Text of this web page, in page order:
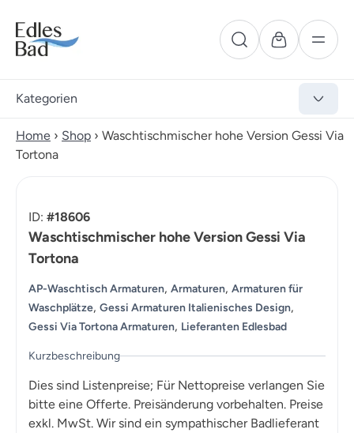
Kategorien
Home › Shop › Waschtischmischer hohe Version Gessi Via
Tortona
ID: #18606
Waschtischmischer hohe Version Gessi Via
Tortona
AP-Waschtisch Armaturen, Armaturen, Armaturen für
Waschplätze, Gessi Armaturen Italienisches Design,
Gessi Via Tortona Armaturen, Lieferanten Edlesbad
Kurzbeschreibung
Dies sind Listenpreise; Für Nettopreise verlangen Sie
bitte eine Offerte. Preisänderung vorbehalten. Preise
exkl. MwSt. Wir sind ein sympathischer Badlieferant